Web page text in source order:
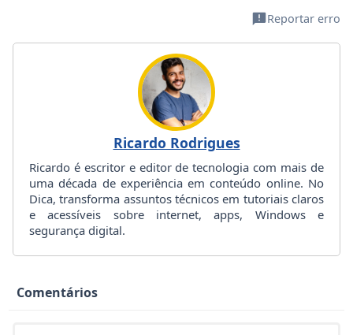
Reportar erro
Ricardo Rodrigues
Ricardo é escritor e editor de tecnologia com mais de
uma década de experiência em conteúdo online. No
Dica, transforma assuntos técnicos em tutoriais claros
e acessíveis sobre internet, apps, Windows e
segurança digital.
Comentários